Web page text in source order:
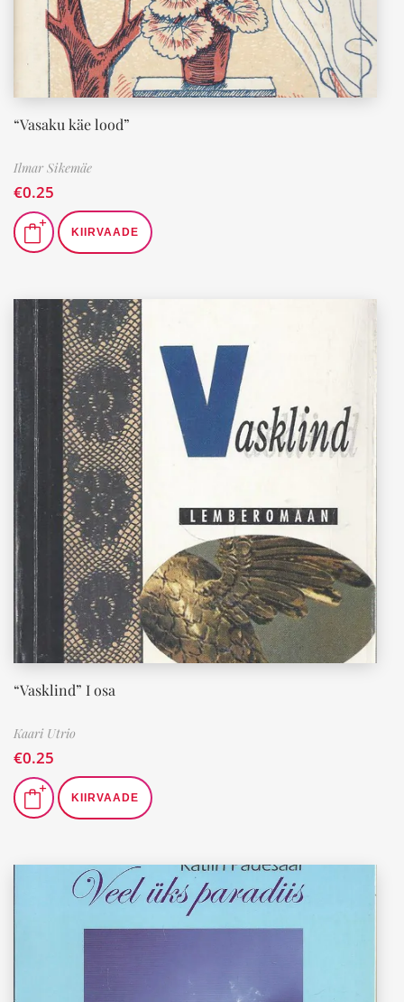
“Vasaku käe lood”
Ilmar Sikemäe
€0.25
KIIRVAADE
“Vasklind” I osa
Kaari Utrio
€0.25
KIIRVAADE